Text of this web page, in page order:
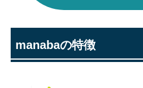
manabaの特徴